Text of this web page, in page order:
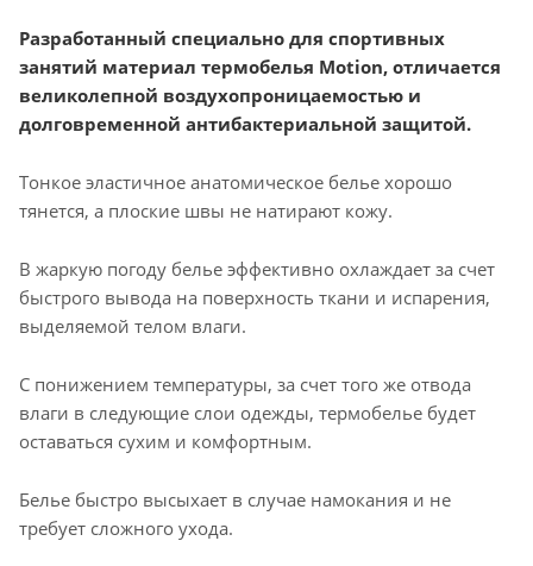
Разработанный специально для спортивных
занятий материал термобелья Motion, отличается
великолепной воздухопроницаемостью и
долговременной антибактериальной защитой.
Тонкое эластичное анатомическое белье хорошо
тянется, а плоские швы не натирают кожу.
В жаркую погоду белье эффективно охлаждает за счет
быстрого вывода на поверхность ткани и испарения,
выделяемой телом влаги.
С понижением температуры, за счет того же отвода
влаги в следующие слои одежды, термобелье будет
оставаться сухим и комфортным.
Белье быстро высыхает в случае намокания и не
требует сложного ухода.